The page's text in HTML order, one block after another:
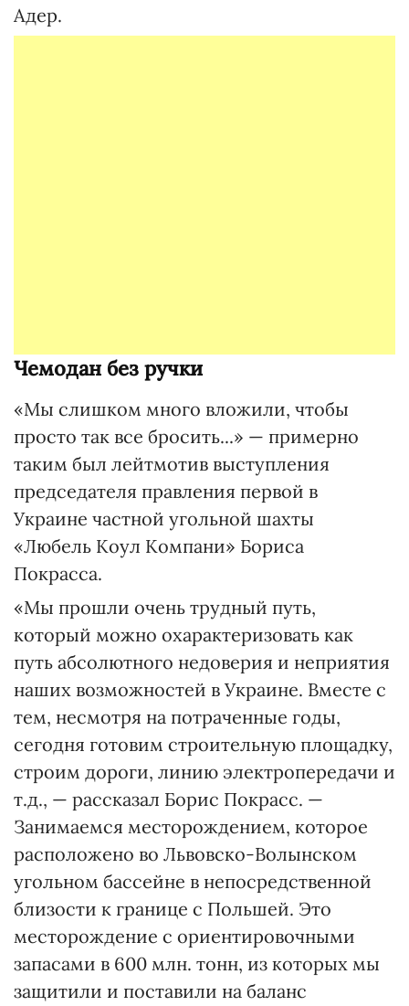
Адер.
Чемодан без ручки
«Мы слишком много вложили, чтобы
просто так все бросить...» — примерно
таким был лейтмотив выступления
председателя правления первой в
Украине частной угольной шахты
«Любель Коул Компани» Бориса
Покрасса.
«Мы прошли очень трудный путь,
который можно охарактеризовать как
путь абсолютного недоверия и неприятия
наших возможностей в Украине. Вместе с
тем, несмотря на потраченные годы,
сегодня готовим строительную площадку,
строим дороги, линию электропередачи и
т.д., — рассказал Борис Покрасс. —
Занимаемся месторождением, которое
расположено во Львовско-Волынском
угольном бассейне в непосредственной
близости к границе с Польшей. Это
месторождение с ориентировочными
запасами в 600 млн. тонн, из которых мы
защитили и поставили на баланс